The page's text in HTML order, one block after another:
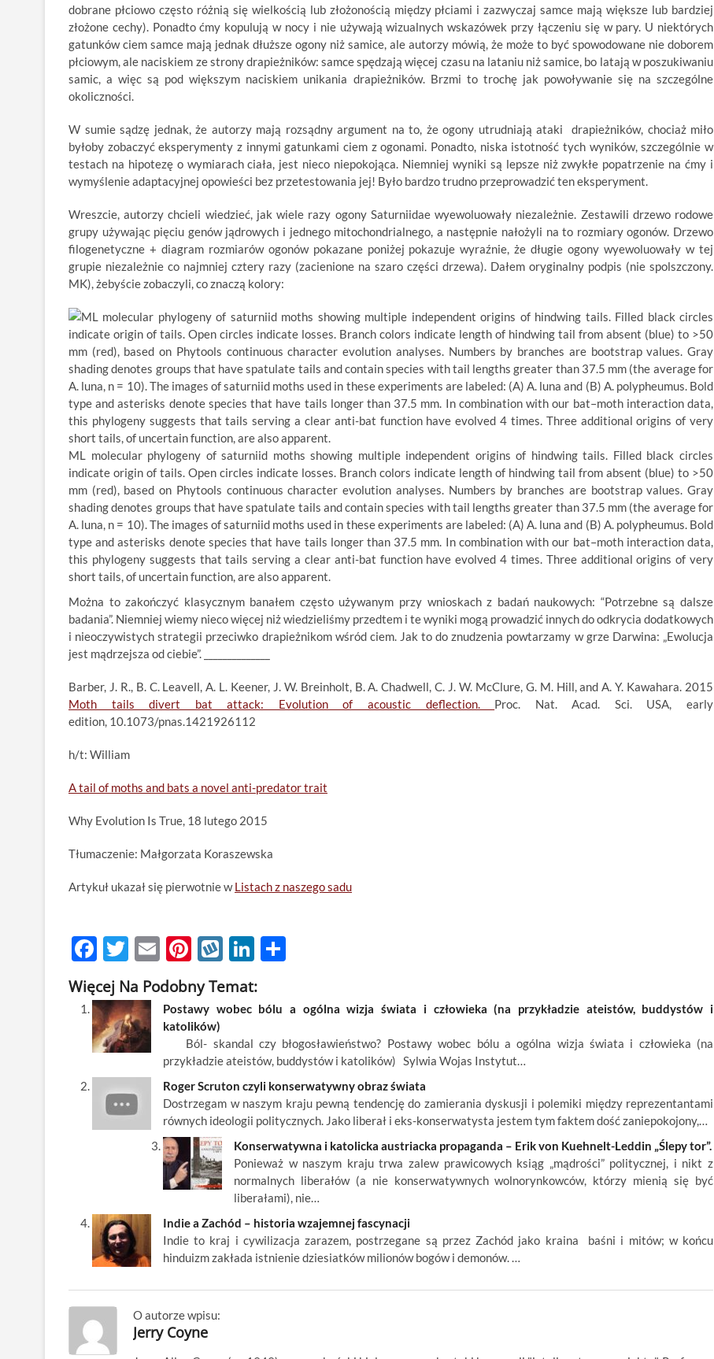
dobrane płciowo często różnią się wielkością lub złożonością między płciami i zazwyczaj samce mają większe lub bardziej
złożone cechy). Ponadto ćmy kopulują w nocy i nie używają wizualnych wskazówek przy łączeniu się w pary. U niektórych
gatunków ciem samce mają jednak dłuższe ogony niż samice, ale autorzy mówią, że może to być spowodowane nie doborem
płciowym, ale naciskiem ze strony drapieżników: samce spędzają więcej czasu na lataniu niż samice, bo latają w poszukiwaniu
samic, a więc są pod większym naciskiem unikania drapieżników. Brzmi to trochę jak powoływanie się na szczególne
okoliczności.
W sumie sądzę jednak, że autorzy mają rozsądny argument na to, że ogony utrudniają ataki drapieżników, chociaż miło
byłoby zobaczyć eksperymenty z innymi gatunkami ciem z ogonami. Ponadto, niska istotność tych wyników, szczególnie w
testach na hipotezę o wymiarach ciała, jest nieco niepokojąca. Niemniej wyniki są lepsze niż zwykłe popatrzenie na ćmy i
wymyślenie adaptacyjnej opowieści bez przetestowania jej! Było bardzo trudno przeprowadzić ten eksperyment.
Wreszcie, autorzy chcieli wiedzieć, jak wiele razy ogony Saturniidae wyewoluowały niezależnie. Zestawili drzewo rodowe
grupy używając pięciu genów jądrowych i jednego mitochondrialnego, a następnie nałożyli na to rozmiary ogonów. Drzewo
filogenetyczne + diagram rozmiarów ogonów pokazane poniżej pokazuje wyraźnie, że długie ogony wyewoluowały w tej
grupie niezależnie co najmniej cztery razy (zacienione na szaro części drzewa). Dałem oryginalny podpis (nie spolszczony.
MK), żebyście zobaczyli, co znaczą kolory:
ML molecular phylogeny of saturniid moths showing multiple independent origins of hindwing tails. Filled black circles
indicate origin of tails. Open circles indicate losses. Branch colors indicate length of hindwing tail from absent (blue) to >50
mm (red), based on Phytools continuous character evolution analyses. Numbers by branches are bootstrap values. Gray
shading denotes groups that have spatulate tails and contain species with tail lengths greater than 37.5 mm (the average for
A. luna, n = 10). The images of saturniid moths used in these experiments are labeled: (A) A. luna and (B) A. polypheumus. Bold
type and asterisks denote species that have tails longer than 37.5 mm. In combination with our bat–moth interaction data,
this phylogeny suggests that tails serving a clear anti-bat function have evolved 4 times. Three additional origins of very
short tails, of uncertain function, are also apparent.
Można to zakończyć klasycznym banałem często używanym przy wnioskach z badań naukowych: “Potrzebne są dalsze
badania”. Niemniej wiemy nieco więcej niż wiedzieliśmy przedtem i te wyniki mogą prowadzić innych do odkrycia dodatkowych
i nieoczywistych strategii przeciwko drapieżnikom wśród ciem. Jak to do znudzenia powtarzamy w grze Darwina: „Ewolucja
jest mądrzejsza od ciebie”. ______________
Barber, J. R., B. C. Leavell, A. L. Keener, J. W. Breinholt, B. A. Chadwell, C. J. W. McClure, G. M. Hill, and A. Y. Kawahara. 2015
Moth tails divert bat attack: Evolution of acoustic deflection. Proc. Nat. Acad. Sci. USA, early
edition, 10.1073/pnas.1421926112
h/t: William
A tail of moths and bats a novel anti-predator trait
Why Evolution Is True, 18 lutego 2015
Tłumaczenie: Małgorzata Koraszewska
Artykuł ukazał się pierwotnie wListach z naszego sadu
F
ac
e
b
o
o
k
T
w
itt
er
E
m
ail
Pi
nt
er
es
t
W
k
p
Li
k
dI
n
ar
Więcej Na Podobny Temat:
Postawy wobec bólu a ogólna wizja świata i człowieka (na przykładzie ateistów, buddystów i
katolików)
Ból- skandal czy błogosławieństwo? Postawy wobec bólu a ogólna wizja świata i człowieka (na
przykładzie ateistów, buddystów i katolików) Sylwia Wojas Instytut…
Roger Scruton czyli konserwatywny obraz świata
Dostrzegam w naszym kraju pewną tendencję do zamierania dyskusji i polemiki między reprezentantami
równych ideologii politycznych. Jako liberał i eks-konserwatysta jestem tym faktem dość zaniepokojony,…
Konserwatywna i katolicka austriacka propaganda – Erik von Kuehnelt-Leddin „Ślepy tor”.
Ponieważ w naszym kraju trwa zalew prawicowych ksiąg „mądrości” politycznej, i nikt z
normalnych liberałów (a nie konserwatywnych wolnorynkowców, którzy mienią się być
liberałami), nie…
Indie a Zachód – historia wzajemnej fascynacji
Indie to kraj i cywilizacja zarazem, postrzegane są przez Zachód jako kraina baśni i mitów; w końcu
hinduizm zakłada istnienie dziesiatków milionów bogów i demonów. …
O autorze wpisu:
Jerry Coyne